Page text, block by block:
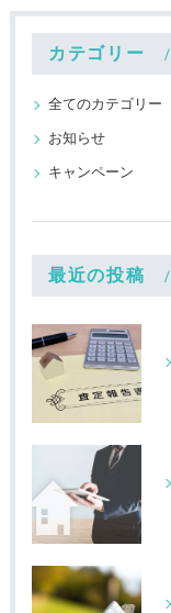
カテゴリー
全てのカテゴリー
お知らせ
キャンペーン
最近の投稿